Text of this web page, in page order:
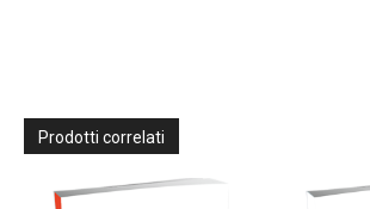
Prodotti correlati